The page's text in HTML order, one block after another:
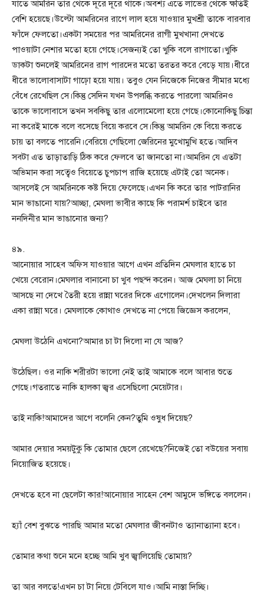
যাতে আমরিন তার থেকে দূরে দূরে থাকে।অবশ্য এতে লাভের থেকে ক্ষতিই
বেশি হয়েছে।উল্টো আমরিনের রাগে লাল হয়ে যাওয়ার মুখশ্রী তাকে বারবার
ফাঁদে ফেলতো।একটা সময়ের পর আমরিনের রাগী মুখখানা দেখতে
পাওয়াটা নেশার মতো হয়ে গেছে।সেজন্যই তো খুকি বলে রাগাতো।খুকি
ডাকটা শুনলেই আমরিনের রাগ পারদের মতো তরতর করে বেড়ে যায়।ধীরে
ধীরে ভালোবাসাটা গাঢ়ো হয়ে যায়। তবুও যেন নিজেকে নিজের সীমার মধ্যে
বেঁধে রেখেছিল সে।কিন্তু সেদিন যখন উপলব্ধি করতে পারলো আমরিনও
তাকে ভালোবাসে তখন সবকিছু তার এলোমেলো হয়ে গেছে।কোনোকিছু চিন্তা
না করেই মাকে বলে বসেছে বিয়ে করবে সে।কিন্তু আমরিন কে বিয়ে করতে
চায় তা বলতে পারেনি।বেরিয়ে গেছিলো জেরিনের মুখোমুখি হতে।আদিব
সবটা এত তাড়াতাড়ি ঠিক করে ফেলবে তা জানতো না।আমরিন যে এতটা
অভিমান করা সত্বেও বিয়েতে চুপচাপ রাজি হয়েছে এটাই তো অনেক।
আসলেই সে আমরিনকে কষ্ট দিয়ে ফেলেছে।এখন কি করে তার পাটরানির
মান ভাঙানো যায়?আচ্ছা, মেঘলা ভাবীর কাছে কি পরামর্শ চাইবে তার
ননদিনীর মান ভাঙানোর জন্য?
৪৯.
আনোয়ার সাহেব অফিস যাওয়ার আগে এখন প্রতিদিন মেঘলার হাতে চা
খেয়ে বেরোন।মেঘলার বানানো চা খুব পছন্দ করেন। আজ মেঘলা চা নিয়ে
আসছে না দেখে তৈরী হয়ে রান্না ঘরের দিকে এগোলেন।দেখলেন দিলারা
একা রান্না ঘরে। মেঘলাকে কোথাও দেখতে না পেয়ে জিজ্ঞেস করলেন,
মেঘলা উঠেনি এখনো?আমার চা টা দিলো না যে আজ?
উঠেছিল। ওর নাকি শরীরটা ভালো নেই তাই আমাকে বলে আবার শুতে
গেছে।গতরাতে নাকি হালকা জ্বর এসেছিলো মেয়েটার।
তাই নাকি!আমাদের আগে বলেনি কেন?তুমি ওষুধ দিয়েছ?
আমার দেয়ার সময়টুকু কি তোমার ছেলে রেখেছে?নিজেই তো বউয়ের সবায়
নিয়োজিত হয়েছে।
দেখতে হবে না ছেলেটা কার!আনোয়ার সাহেন বেশ আমুদে ভঙ্গিতে বললেন।
হ্যাঁ বেশ বুঝতে পারছি আমার মতো মেঘলার জীবনটাও ত্যানাত্যানা হবে।
তোমার কথা শুনে মনে হচ্ছে আমি খুব জ্বালিয়েছি তোমায়?
তা আর বলতে!এখন চা টা নিয়ে টেবিলে যাও।আমি নাস্তা দিচ্ছি।